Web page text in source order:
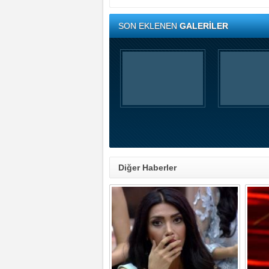
SON EKLENENGALERİLER
Diğer Haberler